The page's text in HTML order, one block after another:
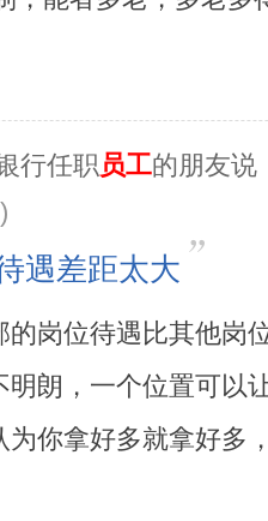
行任职 员工的朋友说
遇差距太大
的岗位待遇比其他岗
明朗，一个位置可以
为你拿好多就拿好多